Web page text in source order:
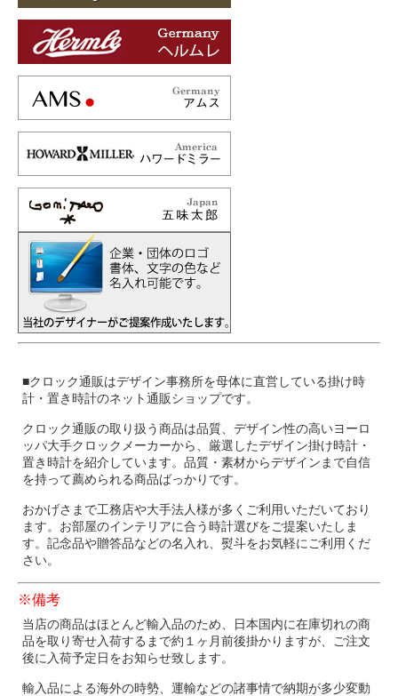
■クロック通販はデザイン事務所を母体に直営している掛け時
計・置き時計のネット通販ショップです。
クロック通販の取り扱う商品は品質、デザイン性の高いヨーロ
ッパ大手クロックメーカーから、厳選したデザイン掛け時計・
置き時計を紹介しています。品質・素材からデザインまで自信
を持って薦められる商品ばっかりです。
おかげさまで工務店や大手法人様が多くご利用いただいており
ます。お部屋のインテリアに合う時計選びをご提案いたしま
す。記念品や贈答品などの名入れ、熨斗をお気軽にご利用くだ
さい。
※備考
当店の商品はほとんど輸入品のため、日本国内に在庫切れの商
品を取り寄せ入荷するまで約１ヶ月前後掛かりますが、ご注文
後に入荷予定日をお知らせ致します。
輸入品による海外の時勢、運輸などの諸事情で納期が多少変動